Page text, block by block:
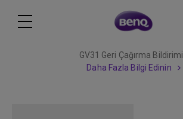
GV31 Geri Çağırma Bildirimi
Daha Fazla Bilgi Edinin